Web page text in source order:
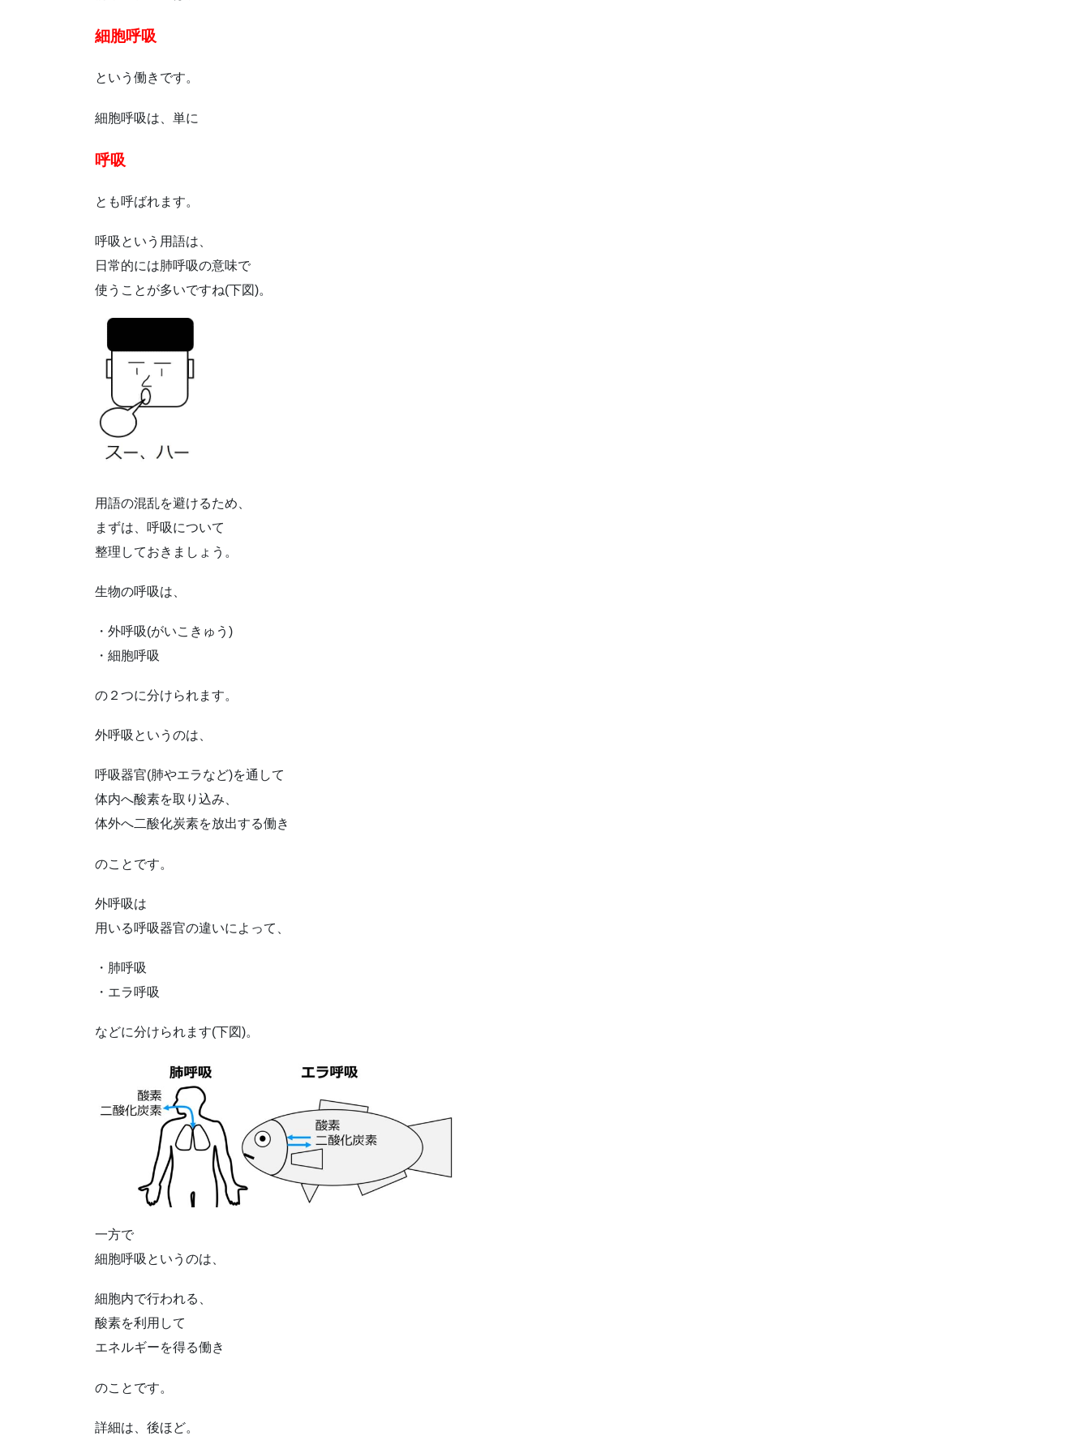
細胞呼吸
という働きです。
細胞呼吸は、単に
呼吸
とも呼ばれます。
呼吸という用語は、
日常的には肺呼吸の意味で
使うことが多いですね(下図)。
用語の混乱を避けるため、
まずは、呼吸について
整理しておきましょう。
生物の呼吸は、
・外呼吸(がいこきゅう)
・細胞呼吸
の２つに分けられます。
外呼吸というのは、
呼吸器官(肺やエラなど)を通して
体内へ酸素を取り込み、
体外へ二酸化炭素を放出する働き
のことです。
外呼吸は
用いる呼吸器官の違いによって、
・肺呼吸
・エラ呼吸
などに分けられます(下図)。
一方で
細胞呼吸というのは、
細胞内で行われる、
酸素を利用して
エネルギーを得る働き
のことです。
詳細は、後ほど。